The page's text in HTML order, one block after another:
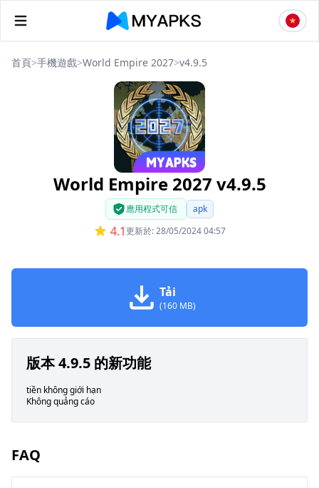
首頁>手機遊戲>World Empire 2027>v4.9.5
World Empire 2027 v4.9.5
應用程式可信 apk
4.1更新於: 28/05/2024 04:57
Tải
(160 MB)
版本 4.9.5 的新功能
tiền không giới hạn
Không quảng cáo
FAQ